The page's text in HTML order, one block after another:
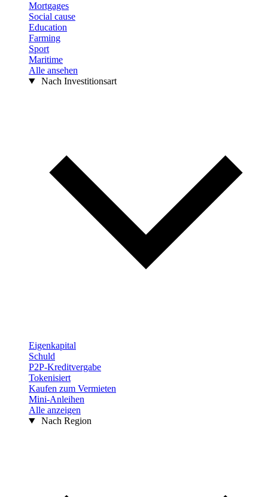
Mortgages
Social cause
Education
Farming
Sport
Maritime
Alle ansehen
Nach Investitionsart
Eigenkapital
Schuld
P2P-Kreditvergabe
Tokenisiert
Kaufen zum Vermieten
Mini-Anleihen
Alle anzeigen
Nach Region